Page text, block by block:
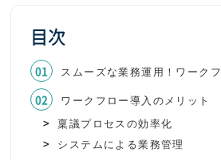
目次
スムーズな業務運用！ワーク
ワークフロー導入のメリット
稟議プロセスの効率化
システムによる業務管理